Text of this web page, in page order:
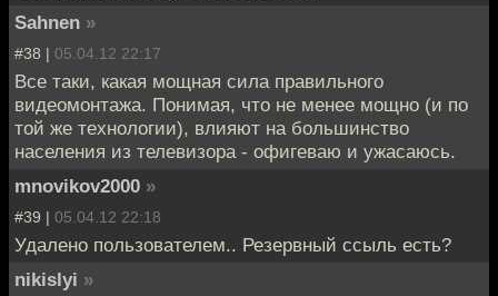
Sahnen »
#38 | 05.04.12 22:17
Все таки, какая мощная сила правильного
видеомонтажа. Понимая, что не менее мощно (и по
той же технологии), влияют на большинство
населения из телевизора - офигеваю и ужасаюсь.
mnovikov2000 »
#39 | 05.04.12 22:18
Удалено пользователем.. Резервный ссыль есть?
nikislyi »